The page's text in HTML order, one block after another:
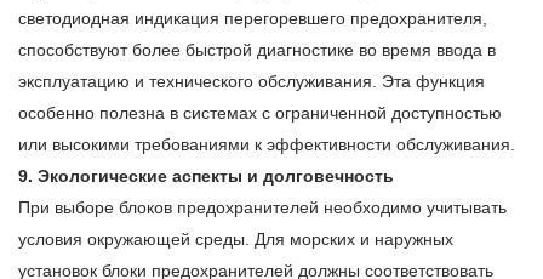
светодиодная индикация перегоревшего предохранителя,
способствуют более быстрой диагностике во время ввода в
эксплуатацию и технического обслуживания. Эта функция
особенно полезна в системах с ограниченной доступностью
или высокими требованиями к эффективности обслуживания.
9. Экологические аспекты и долговечность
При выборе блоков предохранителей необходимо учитывать
условия окружающей среды. Для морских и наружных
установок блоки предохранителей должны соответствовать